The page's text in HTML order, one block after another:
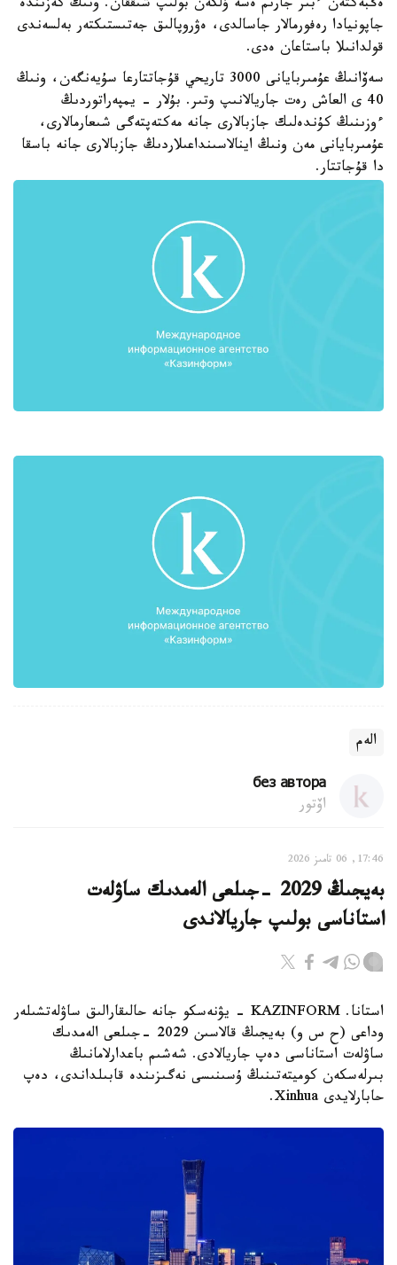
ەڭبەكتەن ءبىر جارىم ەسە ۇلكەن بولىپ شىققان. ونىڭ كەزىندە
جاپونيادا رەفورمالار جاسالدى، ەۋروپالىق جەتىستىكتەر بەلسەندى
قولدانىلا باستاعان ەدى.
سەۆانىڭ عۇمىربايانى 3000 تاريحي قۇجاتتارعا سۇيەنگەن، ونىڭ
40 ى العاش رەت جاريالانىپ وتىر. بۇلار - يمپەراتوردىڭ
ءوزىنىڭ كۇندەلىك جازبالارى جانە مەكتەپتەگى شىعارمالارى،
عۇمىربايانى مەن ونىڭ اينالاسىنداعىلاردىڭ جازبالارى جانە باسقا
دا قۇجاتتار.
الەم
без автора
اۆتور
17:46, 06 تامىز 2026
بەيجىڭ 2029 -جىلعى الەمدىك ساۋلەت
استاناسى بولىپ جاريالاندى
استانا. KAZINFORM - يۋنەسكو جانە حالىقارالىق ساۋلەتشىلەر
وداعى (ح س و) بەيجىڭ قالاسىن 2029 -جىلعى الەمدىك
ساۋلەت استاناسى دەپ جاريالادى. شەشىم باعدارلامانىڭ
بىرلەسكەن كوميتەتىنىڭ ۇسىنىسى نەگىزىندە قابىلداندى، دەپ
حابارلايدى Xinhua.